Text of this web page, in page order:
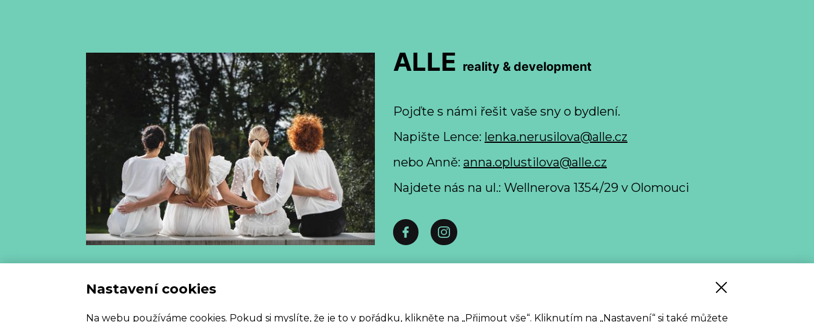
Nastavení cookies
Na webu používáme cookies. Pokud si myslíte, že je to v pořádku, klikněte na „Přijmout vše“. Kliknutím na „Nastavení“ si také můžete
ALLE reality & development
Pojďte s námi řešit vaše sny o bydlení.
Napište Lence: lenka.nerusilova@alle.cz
nebo Anně: anna.oplustilova@alle.cz
Najdete nás na ul.: Wellnerova 1354/29 v Olomouci